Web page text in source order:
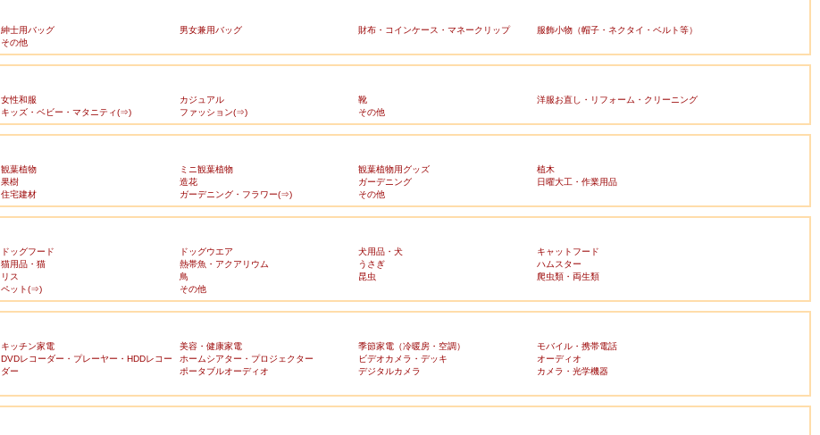
紳士用バッグ 男女兼用バッグ 財布・コインケース・マネークリップ
服飾小物（帽子・ネクタイ・ベルト等）
その他
女性和服 カジュアル 靴
洋服お直し・リフォーム・クリーニング
キッズ・ベビー・マタニティ(⇒) ファッション(⇒) その他
観葉植物 ミニ観葉植物 観葉植物用グッズ
植木
果樹 造花 ガーデニング
日曜大工・作業用品
住宅建材 ガーデニング・フラワー(⇒) その他
ドッグフード ドッグウエア 犬用品・犬
キャットフード
猫用品・猫 熱帯魚・アクアリウム うさぎ
ハムスター
リス 鳥 昆虫
爬虫類・両生類
ペット(⇒) その他
キッチン家電 美容・健康家電 季節家電（冷暖房・空調）
モバイル・携帯電話
DVDレコーダー・プレーヤー・HDDレコー
ダー
ホームシアター・プロジェクター ビデオカメラ・デッキ
オーディオ
ポータブルオーディオ
デジタルカメラ
カメラ・光学機器